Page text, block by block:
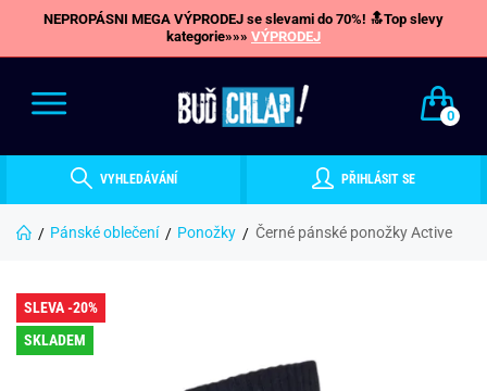
NEPROPÁSNI MEGA VÝPRODEJ se slevami do 70%! 🔝Top slevy
kategorie»»» VÝPRODEJ
0
VYHLEDÁVÁNÍ PŘIHLÁSIT SE
Pánské oblečení Ponožky Černé pánské ponožky Active
SLEVA -20%
SKLADEM